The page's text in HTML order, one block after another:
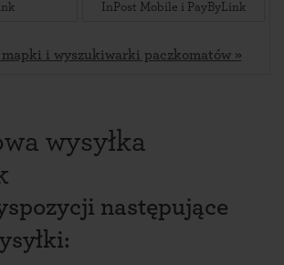
InPost Mobile i PayByLink
mapki i wyszukiwarki paczkomatów »
wysyłka
następujące